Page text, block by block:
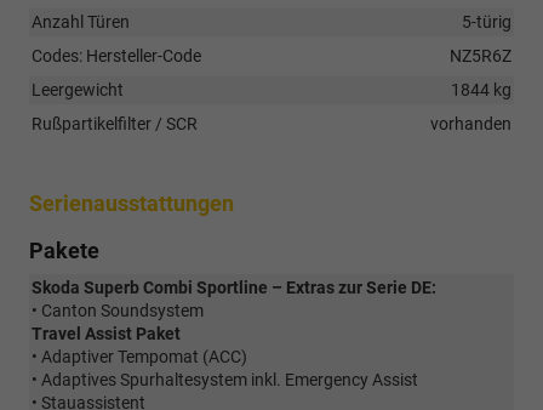
Anzahl Türen
5-türig
Codes: Hersteller-Code
NZ5R6Z
Leergewicht
1844 kg
Rußpartikelfilter / SCR
vorhanden
Serienausstattungen
Pakete
Skoda Superb Combi Sportline – Extras zur Serie DE:
• Canton Soundsystem
Travel Assist Paket
• Adaptiver Tempomat (ACC)
• Adaptives Spurhaltesystem inkl. Emergency Assist
• Stauassistent